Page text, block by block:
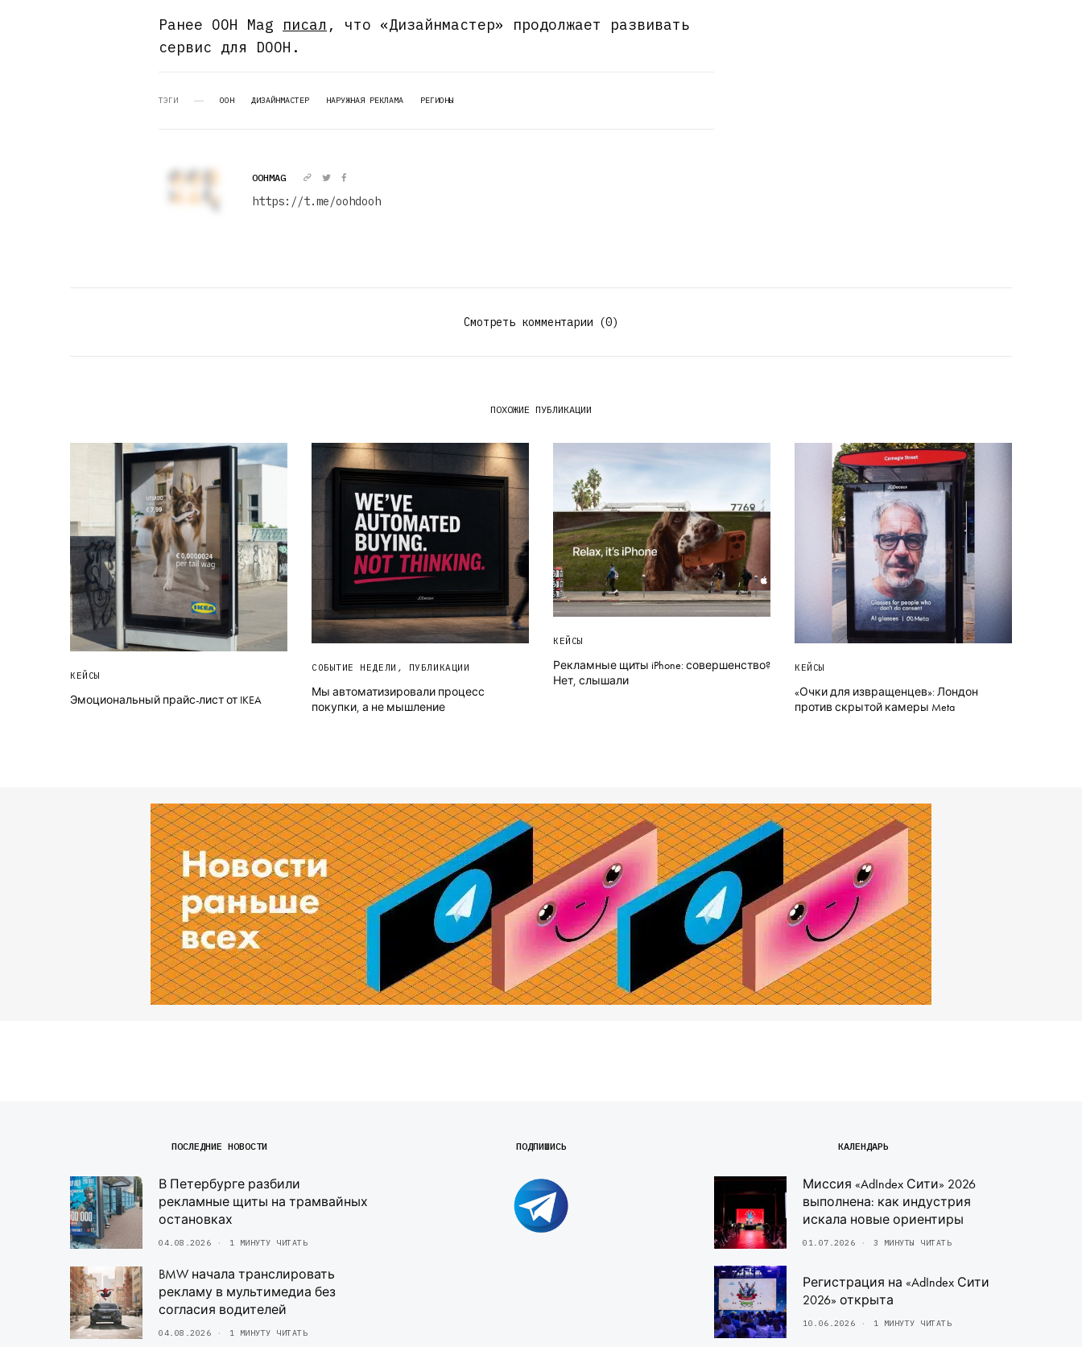
Ранее OOH Mag писал , что «Дизайнмастер» продолжает развивать
сервис для DOOH.
ТЭГИ OOH ДИЗАЙНМАСТЕР НАРУЖНАЯ РЕКЛАМА РЕГИОНЫ
OOHMAG
https://t.me/oohdooh
Смотреть комментарии (0)
ПОХОЖИЕ ПУБЛИКАЦИИ
КЕЙСЫ
Эмоциональный прайс-лист от IKEA
СОБЫТИЕ НЕДЕЛИ , ПУБЛИКАЦИИ
Мы автоматизировали процесс
покупки, а не мышление
КЕЙСЫ
Рекламные щиты iPhone: совершенство?
Нет, слышали
КЕЙСЫ
«Очки для извращенцев»: Лондон
против скрытой камеры Meta
ПОСЛЕДНИЕ НОВОСТИ
В Петербурге разбили
рекламные щиты на трамвайных
остановках
04.08.2026 1 МИНУТУ ЧИТАТЬ
BMW начала транслировать
рекламу в мультимедиа без
согласия водителей
04.08.2026 1 МИНУТУ ЧИТАТЬ
ПОДПИШИСЬ КАЛЕНДАРЬ
Миссия «AdIndex Сити» 2026
выполнена: как индустрия
искала новые ориентиры
01.07.2026 3 МИНУТЫ ЧИТАТЬ
Регистрация на «AdIndex Сити
2026» открыта
10.06.2026 1 МИНУТУ ЧИТАТЬ